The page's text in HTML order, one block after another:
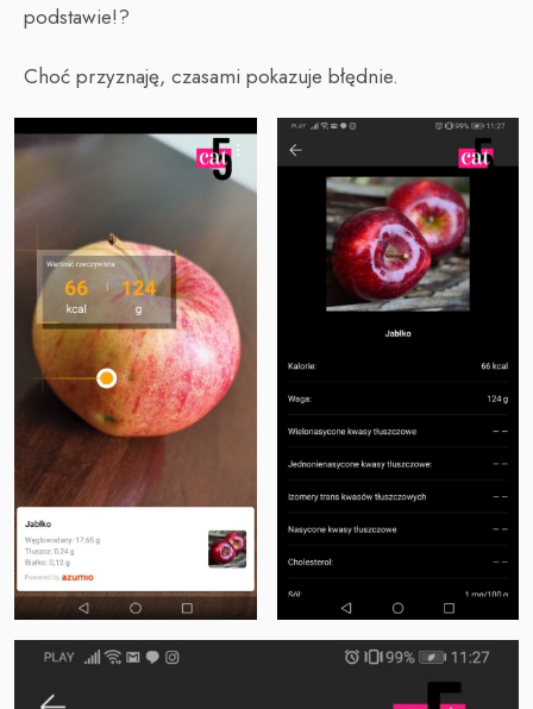
podstawie!?
Choć przyznaję, czasami pokazuje błędnie.